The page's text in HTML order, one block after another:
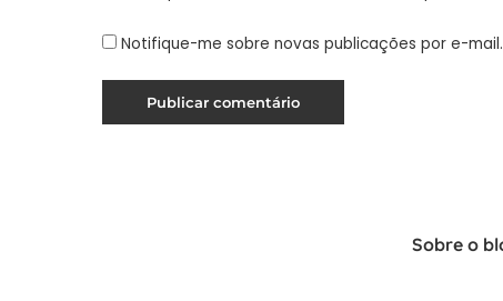
Notifique-me sobre novas publicações por e-mail.
Sobre o